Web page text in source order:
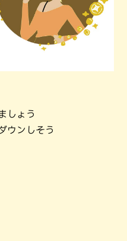
しょう
ウンしそう